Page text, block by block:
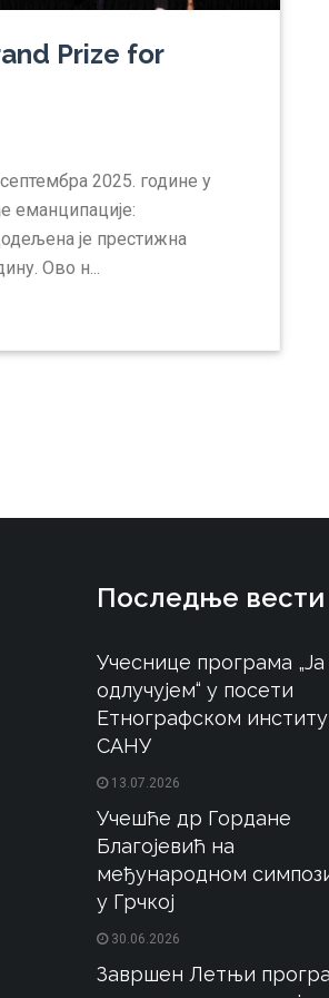
Prize for
2025. године у
еманципације:
је престижна
Ово н...
Последње вести
Учеснице програма „Ја
одлучујем“ у посети
Етнографском
САНУ
13.07.2026
Учешће др Гордане
Благојевић на
међународном
у Грчкој
30.06.2026
Завршен Летњи